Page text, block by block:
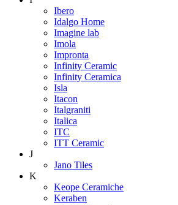
Ibero
Idalgo Home
Imagine lab
Imola
Impronta
Infinity Ceramic
Infinity Ceramica
Isla
Itacon
Italgraniti
Italica
ITC
ITT Ceramic
J
Jano Tiles
K
Keope Ceramiche
Keraben